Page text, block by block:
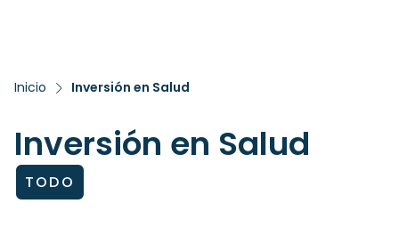
Inicio Inversión en Salud
Inversión en Salud
TODO